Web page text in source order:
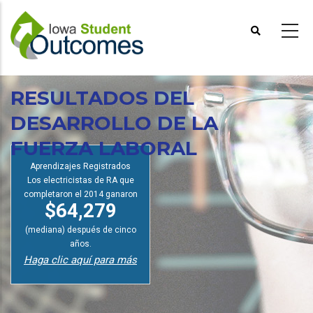
Pasar
contenido
principal
RESULTADOS DEL
DESARROLLO DE LA
FUERZA LABORAL
Aprendizajes Registrados
Los electricistas de RA que
completaron el 2014 ganaron
$64,279
(mediana) después de cinco
años.
Haga clic aquí para más